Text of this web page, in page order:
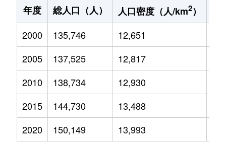
年度
総人口（人） 人口密度（人/km2）
2000
135,746 12,651
2005
137,525 12,817
2010
138,734 12,930
2015
144,730 13,488
2020
150,149 13,993